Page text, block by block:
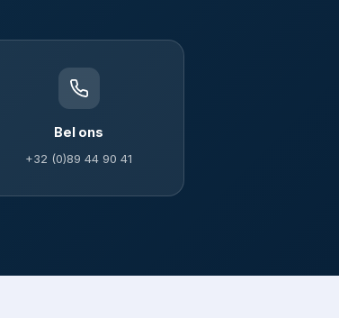
Bel ons
+32 (0)89 44 90 41